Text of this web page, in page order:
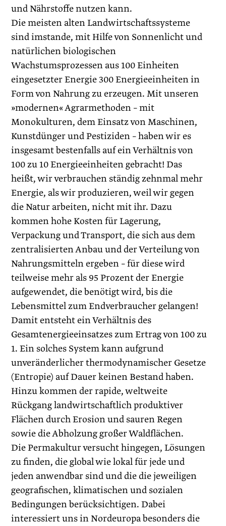
und Nährstoffe nutzen kann.
Die meisten alten Landwirtschaftssysteme
sind imstande, mit Hilfe von Sonnenlicht und
natürlichen biologischen
Wachstumsprozessen aus 100 Einheiten
eingesetzter Energie 300 Energieeinheiten in
Form von Nahrung zu erzeugen. Mit unseren
»modernen« Agrarmethoden – mit
Monokulturen, dem Einsatz von Maschinen,
Kunstdünger und Pestiziden – haben wir es
insgesamt bestenfalls auf ein Verhältnis von
100 zu 10 Energieeinheiten gebracht! Das
heißt, wir verbrauchen ständig zehnmal mehr
Energie, als wir produzieren, weil wir gegen
die Natur arbeiten, nicht mit ihr. Dazu
kommen hohe Kosten für Lagerung,
Verpackung und Transport, die sich aus dem
zentralisierten Anbau und der Verteilung von
Nahrungsmitteln ergeben – für diese wird
teilweise mehr als 95 Prozent der Energie
aufgewendet, die benötigt wird, bis die
Lebensmittel zum Endverbraucher gelangen!
Damit entsteht ein Verhältnis des
Gesamtenergieeinsatzes zum Ertrag von 100 zu
1. Ein solches System kann aufgrund
unveränderlicher thermodynamischer Gesetze
(Entropie) auf Dauer keinen Bestand haben.
Hinzu kommen der rapide, weltweite
Rückgang landwirtschaftlich produktiver
Flächen durch Erosion und sauren Regen
sowie die Abholzung großer Waldflächen.
Die Permakultur versucht hingegen, Lösungen
zu finden, die global wie lokal für jede und
jeden anwendbar sind und die die jeweiligen
geografischen, klimatischen und sozialen
Bedingungen berücksichtigen. Dabei
interessiert uns in Nordeuropa besonders die